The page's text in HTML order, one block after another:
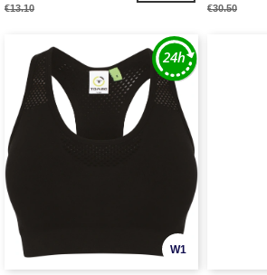
€13.10 €30.50
W1